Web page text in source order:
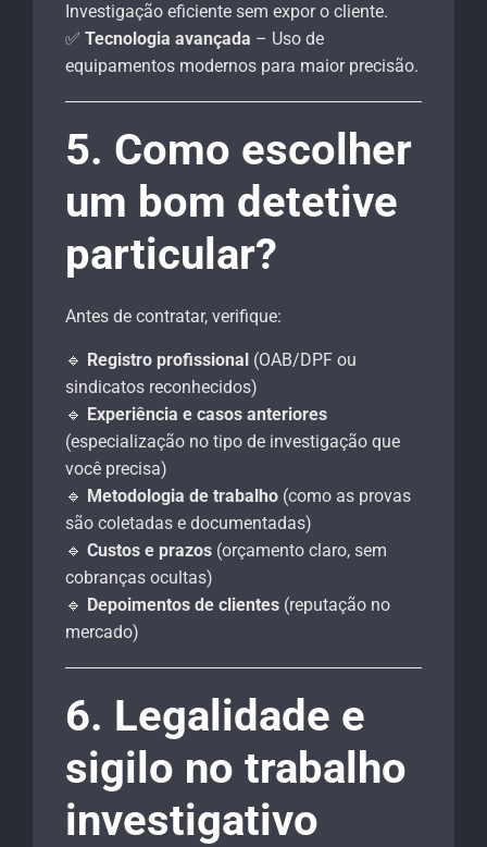
Investigação eficiente sem expor o cliente.
✅ Tecnologia avançada – Uso de
equipamentos modernos para maior precisão.
5. Como escolher
um bom detetive
particular?
Antes de contratar, verifique:
🔹 Registro profissional (OAB/DPF ou
sindicatos reconhecidos)
🔹 Experiência e casos anteriores
(especialização no tipo de investigação que
você precisa)
🔹 Metodologia de trabalho (como as provas
são coletadas e documentadas)
🔹 Custos e prazos (orçamento claro, sem
cobranças ocultas)
🔹 Depoimentos de clientes (reputação no
mercado)
6. Legalidade e
sigilo no trabalho
investigativo